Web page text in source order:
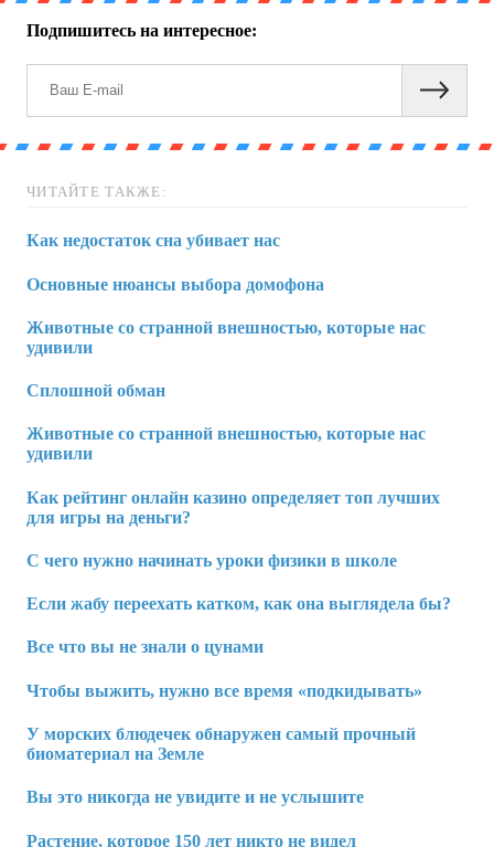
Подпишитесь на интересное:
ЧИТАЙТЕ ТАКЖЕ:
Как недостаток сна убивает нас
Основные нюансы выбора домофона
Животные со странной внешностью, которые нас
удивили
Сплошной обман
Животные со странной внешностью, которые нас
удивили
Как рейтинг онлайн казино определяет топ лучших
для игры на деньги?
С чего нужно начинать уроки физики в школе
Если жабу переехать катком, как она выглядела бы?
Все что вы не знали о цунами
Чтобы выжить, нужно все время «подкидывать»
У морских блюдечек обнаружен самый прочный
биоматериал на Земле
Вы это никогда не увидите и не услышите
Растение, которое 150 лет никто не видел